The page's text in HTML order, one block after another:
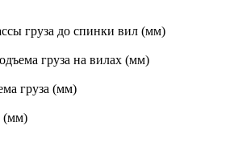
груза до спинки вил (мм)
груза на вилах (мм)
груза (мм)
(мм)